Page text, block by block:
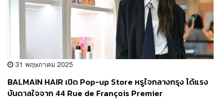
31 พฤษภาคม 2025
BALMAIN HAIR เปิด Pop-up Store หรูใจกลางกรุง ได้แรง
บันดาลใจจาก 44 Rue de François Premier